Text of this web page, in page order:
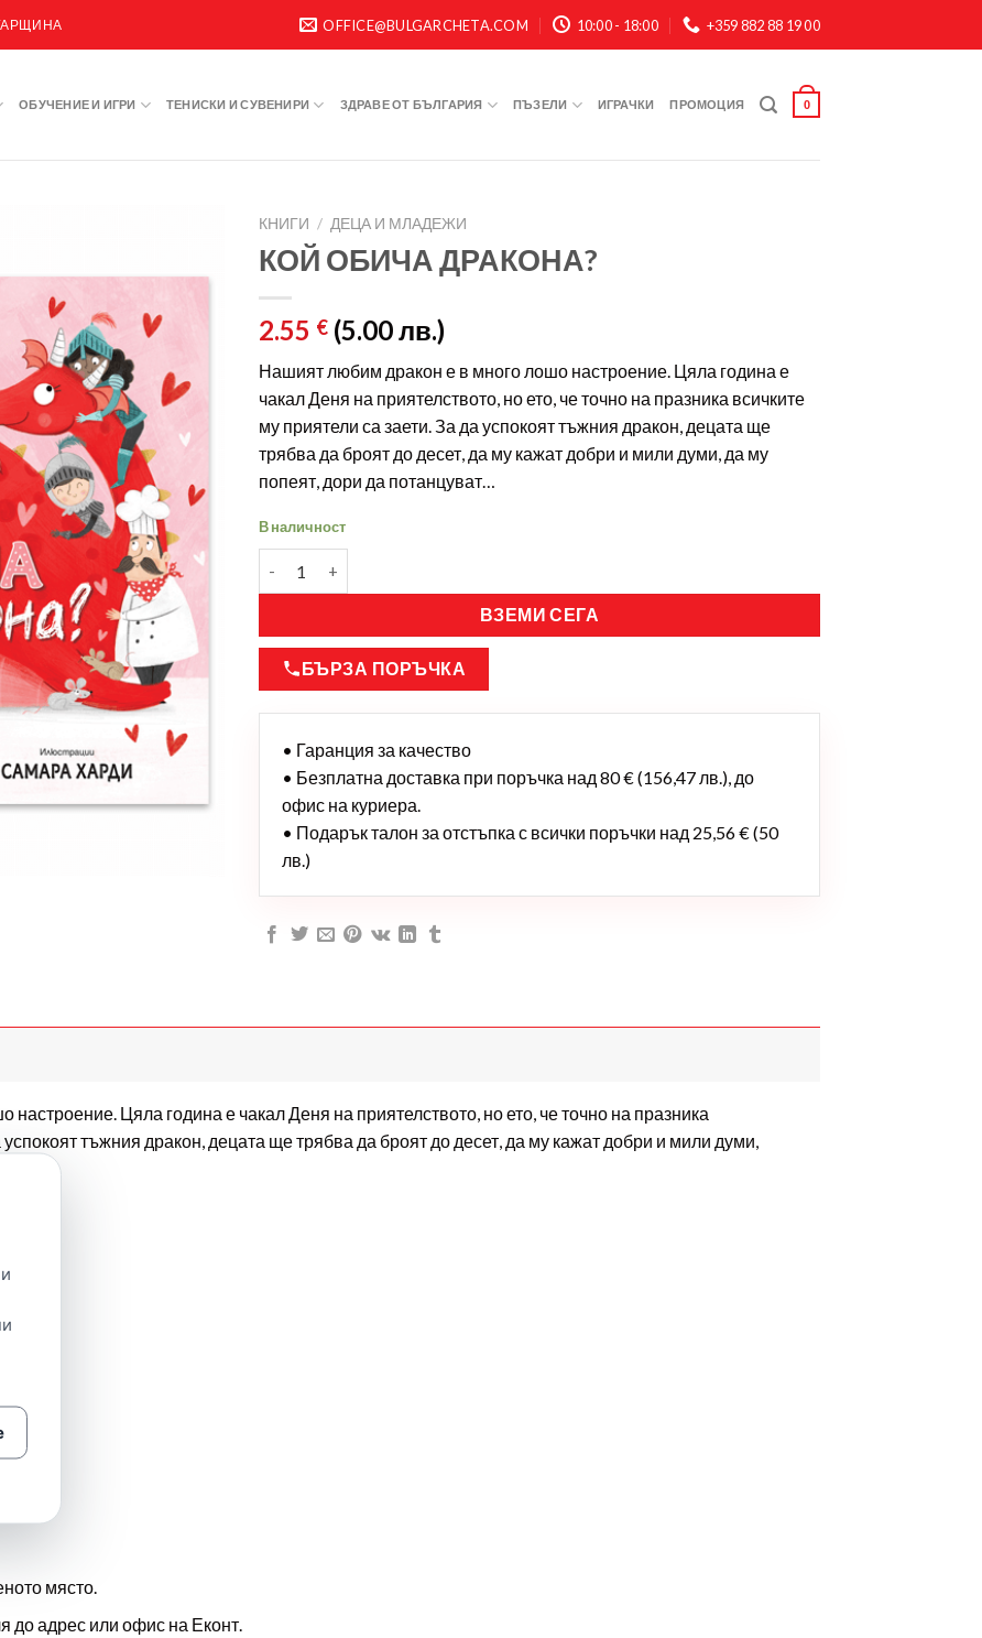
OFFICE@BULGARCHETA.COM 10:00 - 18:00 +359 882 88 19 00
ОБУЧЕНИЕ И ИГРИ ТЕНИСКИ И СУВЕНИРИ ЗДРАВЕ ОТ БЪЛГАРИЯ ПЪЗЕЛИ ИГРАЧКИ ПРОМОЦИЯ 0
КНИГИ / ДЕЦА И МЛАДЕЖИ
КОЙ ОБИЧА ДРАКОНА?
2.55 € (5.00 лв.)
Нашият любим дракон е в много лошо настроение. Цяла година е
чакал Деня на приятелството, но ето, че точно на празника всичките
му приятели са заети. За да успокоят тъжния дракон, децата ще
трябва да броят до десет, да му кажат добри и мили думи, да му
попеят, дори да потанцуват…
В наличност
ВЗЕМИ СЕГА
БЪРЗА ПОРЪЧКА
• Гаранция за качество
• Безплатна доставка при поръчка над 80 € (156,47 лв.), до
офис на куриера.
• Подарък талон за отстъпка с всички поръчки над 25,56 € (50
лв.)
Цяла година е чакал Деня на приятелството, но ето, че точно на празника
успокоят тъжния дракон, децата ще трябва да броят до десет, да му кажат добри и мили думи,
място.
до адрес или офис на Еконт.